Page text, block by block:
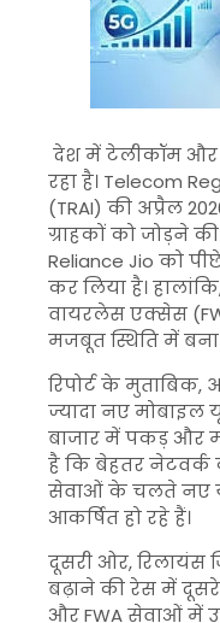
देश में टेलीकॉम और
रहा है। Telecom
(TRAI) की अप्रैल
ग्राहकों को जोड़ने
Reliance Jio को
कर लिया है।
वायरलेस एक्सेस
मजबूत स्थिति में
रिपोर्ट के
ज्यादा नए मोबाइल
बाजार में पकड़ और
है कि बेहतर नेटवर्क
सेवाओं के चलते नए
आकर्षित हो रहे हैं।
दूसरी ओर, रिलायंस
बढ़ाने की रेस में दूसरे
और FWA सेवाओं में